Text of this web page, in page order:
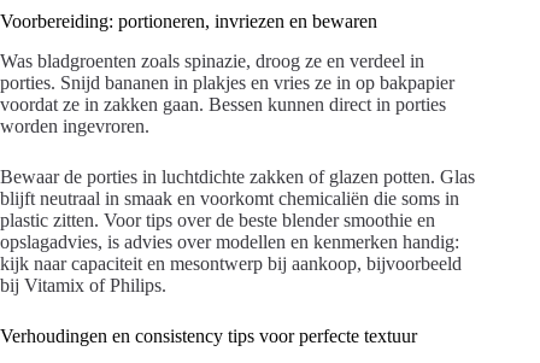
Voorbereiding: portioneren, invriezen en bewaren
Was bladgroenten zoals spinazie, droog ze en verdeel in
porties. Snijd bananen in plakjes en vries ze in op bakpapier
voordat ze in zakken gaan. Bessen kunnen direct in porties
worden ingevroren.
Bewaar de porties in luchtdichte zakken of glazen potten. Glas
blijft neutraal in smaak en voorkomt chemicaliën die soms in
plastic zitten. Voor tips over de beste blender smoothie en
opslagadvies, is advies over modellen en kenmerken handig:
kijk naar capaciteit en mesontwerp bij aankoop, bijvoorbeeld
bij Vitamix of Philips.
Verhoudingen en consistency tips voor perfecte textuur